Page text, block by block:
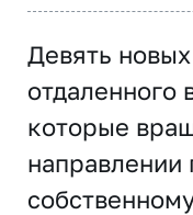
Девять
отдаленного
которые